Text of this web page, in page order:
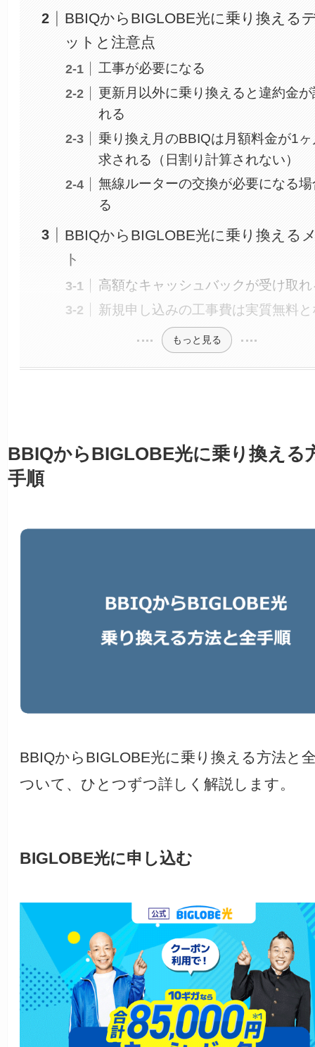
BBIQからBIGLOBE光に乗り換える
ットと注意点
工事が必要になる
更新月以外に乗り換えると違約金
れる
乗り換え月のBBIQは月額料金が1
求される（日割り計算されない）
無線ルーターの交換が必要になる
る
BBIQからBIGLOBE光に乗り換える
ト
高額なキャッシュバックが受け取れ
新規申し込みの工事費は実質無料と
もっと見る
BBIQからBIGLOBE光に乗り換える
手順
BBIQからBIGLOBE光に乗り換える方法と
ついて、ひとつずつ詳しく解説します。
BIGLOBE光に申し込む